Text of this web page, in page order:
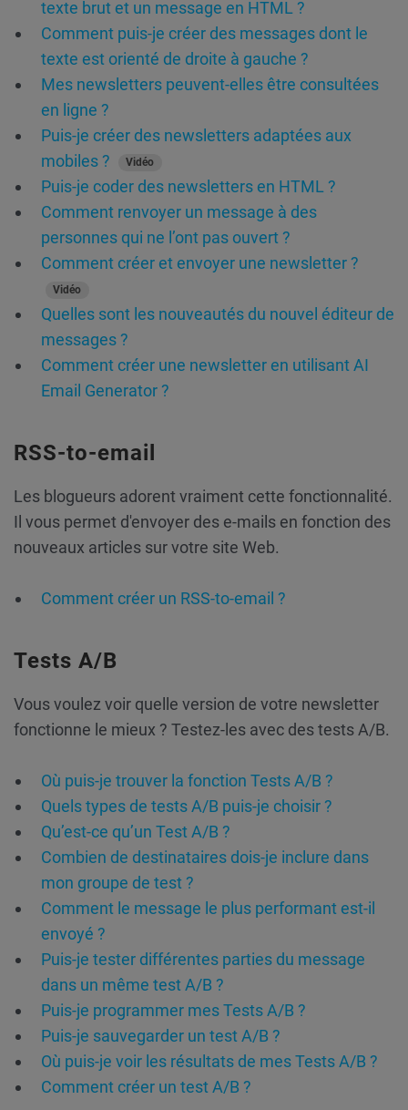
texte brut et un message en HTML ?
Comment puis-je créer des messages dont le
texte est orienté de droite à gauche ?
Mes newsletters peuvent-elles être consultées
en ligne ?
Puis-je créer des newsletters adaptées aux
mobiles ?
Vidéo
Puis-je coder des newsletters en HTML ?
Comment renvoyer un message à des
personnes qui ne l’ont pas ouvert ?
Comment créer et envoyer une newsletter ?
Vidéo
Quelles sont les nouveautés du nouvel éditeur de
messages ?
Comment créer une newsletter en utilisant AI
Email Generator ?
RSS-to-email
Les blogueurs adorent vraiment cette fonctionnalité.
Il vous permet d'envoyer des e-mails en fonction des
nouveaux articles sur votre site Web.
Comment créer un RSS-to-email ?
Tests A/B
Vous voulez voir quelle version de votre newsletter
fonctionne le mieux ? Testez-les avec des tests A/B.
Où puis-je trouver la fonction Tests A/B ?
Quels types de tests A/B puis-je choisir ?
Qu’est-ce qu’un Test A/B ?
Combien de destinataires dois-je inclure dans
mon groupe de test ?
Comment le message le plus performant est-il
envoyé ?
Puis-je tester différentes parties du message
dans un même test A/B ?
Puis-je programmer mes Tests A/B ?
Puis-je sauvegarder un test A/B ?
Où puis-je voir les résultats de mes Tests A/B ?
Comment créer un test A/B ?